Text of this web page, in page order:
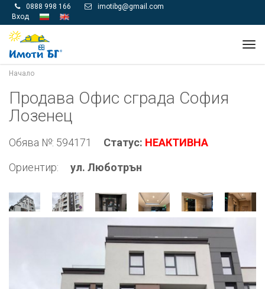
 0888 998 166 
imotibg@gmail.com
Вход
Начало
Продава Офис сграда София
Лозенец
Обява №: 594171 Статус: НЕАКТИВНА
Ориентир:
ул. Люботрън